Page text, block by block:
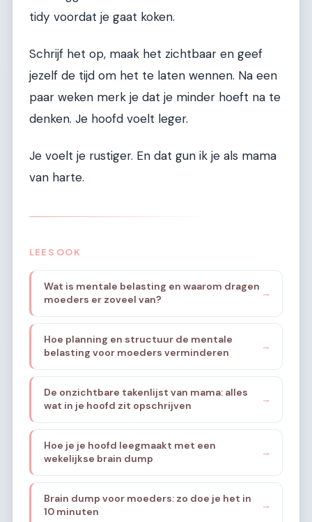
tidy voordat je gaat koken.
Schrijf het op, maak het zichtbaar en geef
jezelf de tijd om het te laten wennen. Na een
paar weken merk je dat je minder hoeft na te
denken. Je hoofd voelt leger.
Je voelt je rustiger. En dat gun ik je als mama
van harte.
LEES OOK
Wat is mentale belasting en waarom dragen
moeders er zoveel van?
→
Hoe planning en structuur de mentale
belasting voor moeders verminderen
→
De onzichtbare takenlijst van mama: alles
wat in je hoofd zit opschrijven
→
Hoe je je hoofd leegmaakt met een
wekelijkse brain dump
→
Brain dump voor moeders: zo doe je het in
10 minuten
→